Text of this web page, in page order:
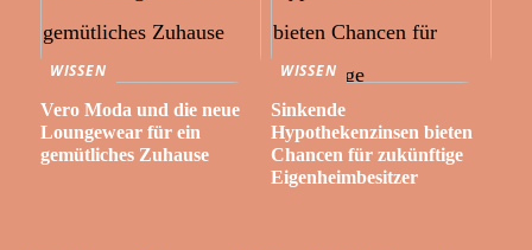
WISSEN
Vero Moda und die neue
Loungewear für ein
gemütliches Zuhause
WISSEN
Sinkende
Hypothekenzinsen bieten
Chancen für zukünftige
Eigenheimbesitzer